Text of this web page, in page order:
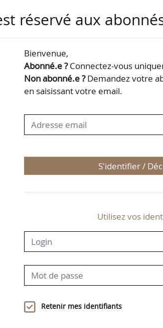
en place de mesures de
les…
réservé aux
Bienvenue,
Abonné.e ?Connectez-vous
Non abonné.e ?Demandez votre
en saisissant votre email.
S'identifier /
Utilisez vos
Retenir mes identifiants